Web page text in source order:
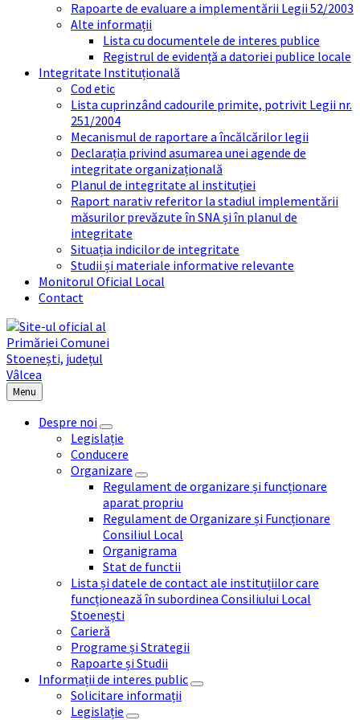
Rapoarte de evaluare a implementării Legii 52/2003
Alte informații
Lista cu documentele de interes publice
Registrul de evidență a datoriei publice locale
Integritate Instituțională
Cod etic
Lista cuprinzând cadourile primite, potrivit Legii nr.
251/2004
Mecanismul de raportare a încălcărilor legii
Declarația privind asumarea unei agende de
integritate organizațională
Planul de integritate al instituției
Raport narativ referitor la stadiul implementării
măsurilor prevăzute în SNA și în planul de
integritate
Situația indicilor de integritate
Studii și materiale informative relevante
Monitorul Oficial Local
Contact
Menu
Despre noi
Legislație
Conducere
Organizare
Regulament de organizare și funcționare
aparat propriu
Regulament de Organizare și Funcționare
Consiliul Local
Organigrama
Stat de functii
Lista și datele de contact ale instituțiilor care
funcționează în subordinea Consiliului Local
Stoenești
Carieră
Programe și Strategii
Rapoarte și Studii
Informații de interes public
Solicitare informații
Legislație